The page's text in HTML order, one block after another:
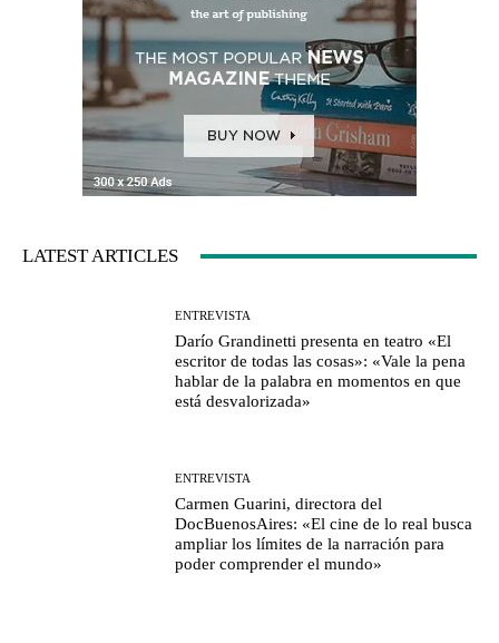
LATEST ARTICLES
ENTREVISTA
Darío Grandinetti presenta en teatro «El
escritor de todas las cosas»: «Vale la pena
hablar de la palabra en momentos en que
está desvalorizada»
ENTREVISTA
Carmen Guarini, directora del
DocBuenosAires: «El cine de lo real busca
ampliar los límites de la narración para
poder comprender el mundo»